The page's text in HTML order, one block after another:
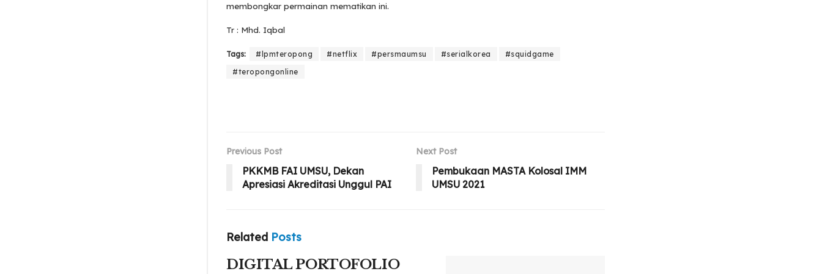
membongkar permainan mematikan ini.
Tr : Mhd. Iqbal
Tags: #lpmteropong #netflix #persmaumsu #serialkorea
#squidgame
#teropongonline
Previous Post
PKKMB FAI UMSU, Dekan
Apresiasi Akreditasi Unggul PAI
Next Post
Pembukaan MASTA Kolosal IMM
UMSU 2021
Related Posts
DIGITAL PORTOFOLIO